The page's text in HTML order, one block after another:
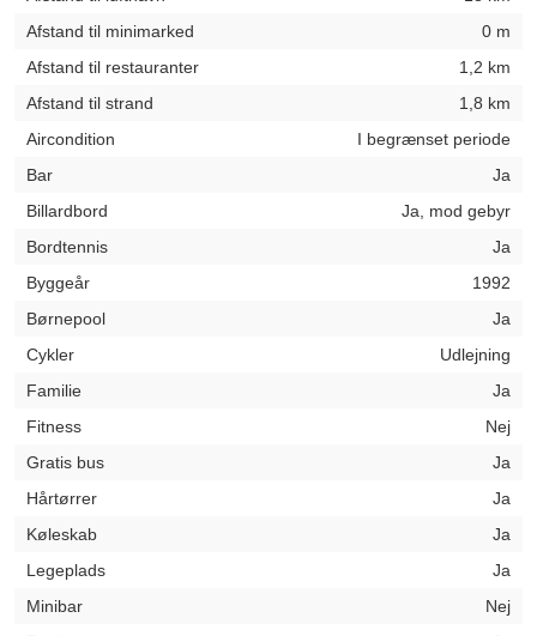
Afstand til minimarked
0 m
Afstand til restauranter
1,2 km
Afstand til strand
1,8 km
Aircondition
I begrænset periode
Bar
Ja
Billardbord
Ja, mod gebyr
Bordtennis
Ja
Byggeår
1992
Børnepool
Ja
Cykler
Udlejning
Familie
Ja
Fitness
Nej
Gratis bus
Ja
Hårtørrer
Ja
Køleskab
Ja
Legeplads
Ja
Minibar
Nej